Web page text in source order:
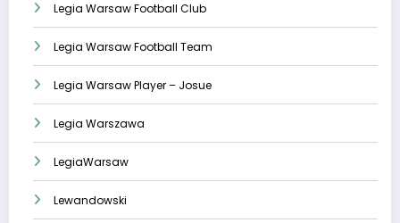
Legia Warsaw Football Club
Legia Warsaw Football Team
Legia Warsaw Player – Josue
Legia Warszawa
LegiaWarsaw
Lewandowski